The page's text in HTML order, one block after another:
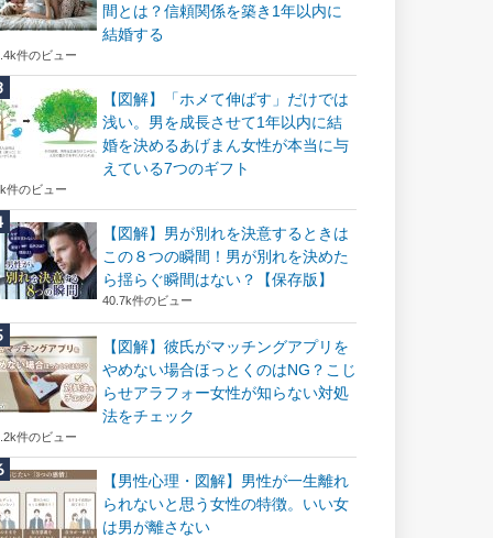
間とは？信頼関係を築き1年以内に
結婚する
件のビュー
【図解】「ホメて伸ばす」だけでは
浅い。男を成長させて1年以内に結
婚を決めるあげまん女性が本当に与
えている7つのギフト
件のビュー
【図解】男が別れを決意するときは
この８つの瞬間！男が別れを決めた
ら揺らぐ瞬間はない？【保存版】
40.7k件のビュー
【図解】彼氏がマッチングアプリを
やめない場合ほっとくのはNG？こじ
らせアラフォー女性が知らない対処
法をチェック
件のビュー
【男性心理・図解】男性が一生離れ
られないと思う女性の特徴。いい女
は男が離さない